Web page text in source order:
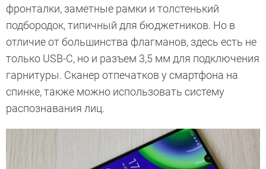
фронталки, заметные рамки и толстенький
подбородок, типичный для бюджетников. Но в
отличие от большинства флагманов, здесь есть не
только USB-C, но и разъем 3,5 мм для подключения
гарнитуры. Сканер отпечатков у смартфона на
спинке, также можно использовать систему
распознавания лиц.